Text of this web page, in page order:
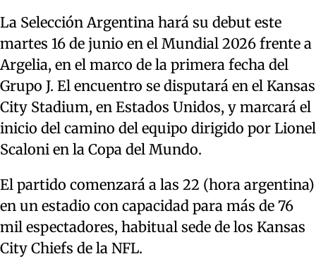
La Selección Argentina hará su debut este
martes 16 de junio en el Mundial 2026 frente a
Argelia, en el marco de la primera fecha del
Grupo J. El encuentro se disputará en el Kansas
City Stadium, en Estados Unidos, y marcará el
inicio del camino del equipo dirigido por Lionel
Scaloni en la Copa del Mundo.
El partido comenzará a las 22 (hora argentina)
en un estadio con capacidad para más de 76
mil espectadores, habitual sede de los Kansas
City Chiefs de la NFL.